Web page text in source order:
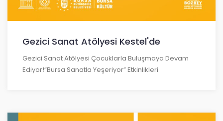
Gezici Sanat Atölyesi Kestel'de
Gezici Sanat Atölyesi Çocuklarla Buluşmaya Devam
Ediyor!“Bursa Sanatla Yeşeriyor” Etkinlikleri